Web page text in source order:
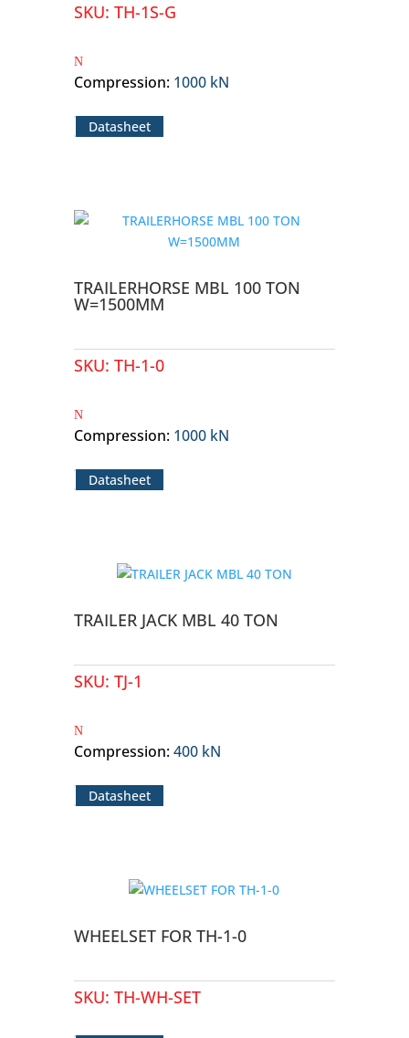
SKU: TH-1S-G
Compression: 1000 kN
Datasheet
TRAILERHORSE MBL 100 TON
W=1500MM
SKU: TH-1-0
Compression: 1000 kN
Datasheet
TRAILER JACK MBL 40 TON
SKU: TJ-1
Compression:400 kN
Datasheet
WHEELSET FOR TH-1-0
SKU: TH-WH-SET